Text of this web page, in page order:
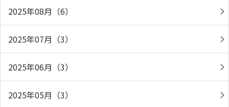
2025年08月（6）
2025年07月（3）
2025年06月（3）
2025年05月（3）